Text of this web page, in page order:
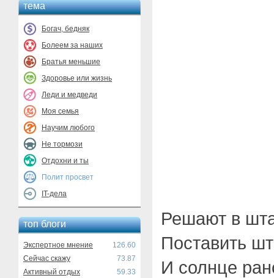
тема
Богач, бедняк
Болеем за наших
Братья меньшие
Здоровье или жизнь
Леди и медведи
Моя семья
Научим любого
Не тормози
Отдохни и ты
Полит просвет
IT-дела
топ блоги
Экспертное мнение
126.60
Сейчас скажу
73.87
Активный отдых
59.33
Решают в
Поставить
И солнце